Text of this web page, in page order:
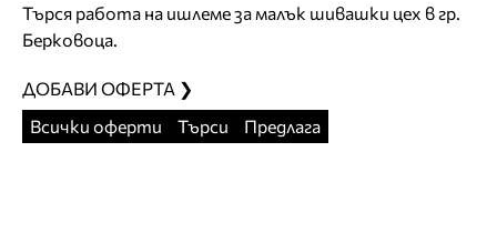
Търся работа на ишлеме за малък шивашки цех в гр.
Берковоца.
ДОБАВИ ОФЕРТА ❯
Всички оферти
Търси Предлага